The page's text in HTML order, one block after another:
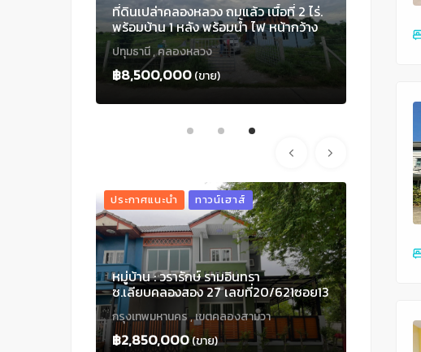
ที่ดินเปล่าคลองหลวง ถมแล้ว เนื้อที่ 2 ไร่.
พร้อมบ้าน 1 หลัง พร้อมน้ำ ไฟ หน้ากว้าง
ประมาณ 33 เมตร ลึก 97 เมตร คลองสาม
คลองหลวง ปทุมธานี ขายยกแปลง ใกล้
วัดธรรมกาย ตลาดไท แม็คโคร
มหาวิทยาลัยธรรมศาสตร์ ทางด่วน
บางปะอิน เหมาะปลูกที่อยู่อาศัย ทำออฟฟิศ
ปทุมธานี , คลองหลวง
฿8,500,000(ขาย)
ประกาศแนะนำ ทาวน์เฮาส์
หมู่บ้าน : วรารักษ์ รามอินทรา
ซ.เลียบคลองสอง 27 เลขที่20/621ซอย13
หลังมุมใน
กรุงเทพมหานคร , เขตคลองสามวา
฿2,850,000(ขาย)